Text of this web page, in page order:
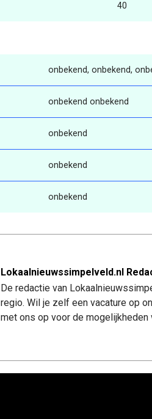
40
onbekend, onbekend,
onbekend onbekend
onbekend
onbekend
onbekend
Lokaalnieuwssimpelveld.nl
De redactie van
regio. Wil je zelf een vacature op
met ons op voor de mogelijkheden